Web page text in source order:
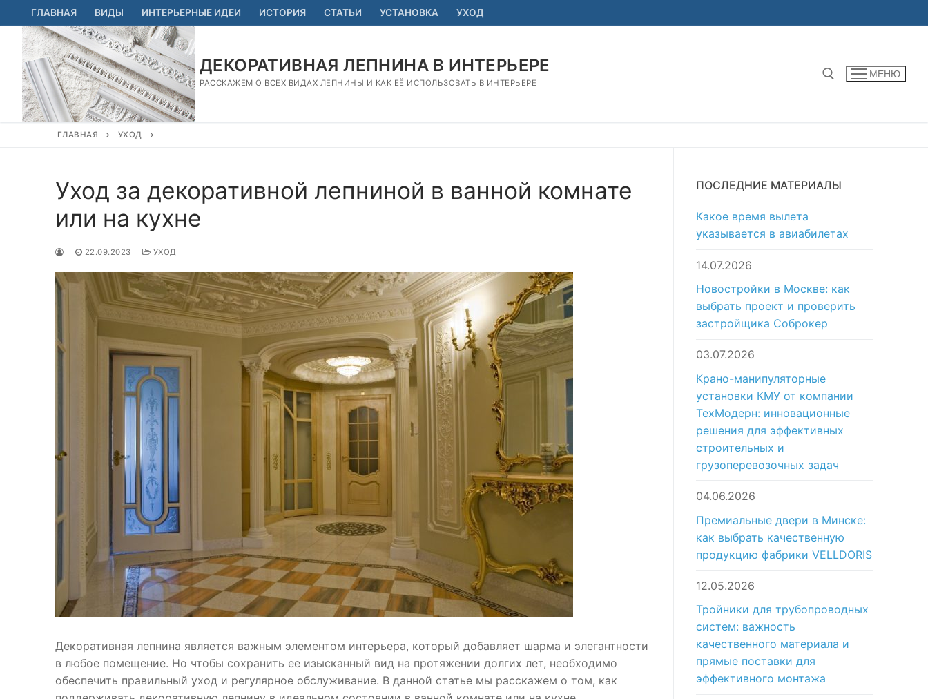
Перейти
к
содержимому
ГЛАВНАЯ ВИДЫ ИНТЕРЬЕРНЫЕ ИДЕИ ИСТОРИЯ СТАТЬИ УСТАНОВКА УХОД
ДЕКОРАТИВНАЯ ЛЕПНИНА В ИНТЕРЬЕРЕ
РАССКАЖЕМ О ВСЕХ ВИДАХ ЛЕПНИНЫ И КАК ЕЁ ИСПОЛЬЗОВАТЬ В ИНТЕРЬЕРЕ
МЕНЮ
ГЛАВНАЯ УХОД
Уход за декоративной лепниной в ванной комнате
или на кухне
22.09.2023 УХОД
Декоративная лепнина является важным элементом интерьера, который добавляет шарма и элегантности
в любое помещение. Но чтобы сохранить ее изысканный вид на протяжении долгих лет, необходимо
обеспечить правильный уход и регулярное обслуживание. В данной статье мы расскажем о том, как
ПОСЛЕДНИЕ МАТЕРИАЛЫ
Какое время вылета
указывается в авиабилетах
14.07.2026
Новостройки в Москве: как
выбрать проект и проверить
застройщика Соброкер
03.07.2026
Крано-манипуляторные
установки КМУ от компании
ТехМодерн: инновационные
решения для эффективных
строительных и
грузоперевозочных задач
04.06.2026
Премиальные двери в Минске:
как выбрать качественную
продукцию фабрики VELLDORIS
12.05.2026
Тройники для трубопроводных
систем: важность
качественного материала и
прямые поставки для
эффективного монтажа